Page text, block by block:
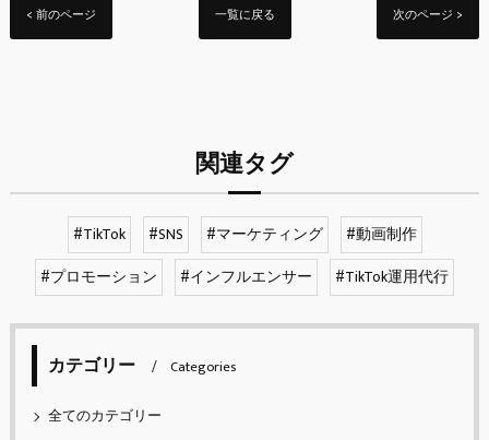
< 前のページ 一覧に戻る 次のページ >
関連タグ
#TikTok #SNS #マーケティング
#動画制作
#プロモーション
#インフルエンサー #TikTok運用代行
カテゴリー Categories
全てのカテゴリー